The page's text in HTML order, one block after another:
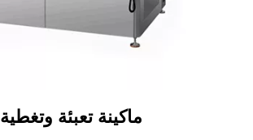
ماكينة تعبئة وتغطية